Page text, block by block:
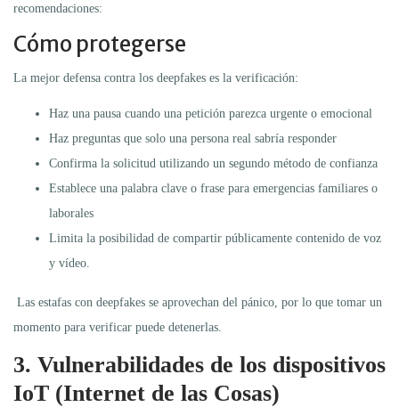
recomendaciones:
Cómo protegerse
La mejor defensa contra los deepfakes es la verificación:
Haz una pausa cuando una petición parezca urgente o emocional
Haz preguntas que solo una persona real sabría responder
Confirma la solicitud utilizando un segundo método de confianza
Establece una palabra clave o frase para emergencias familiares o
laborales
Limita la posibilidad de compartir públicamente contenido de voz
y vídeo.
Las estafas con deepfakes se aprovechan del pánico, por lo que tomar un
momento para verificar puede detenerlas.
3. Vulnerabilidades de los dispositivos
IoT (Internet de las Cosas)